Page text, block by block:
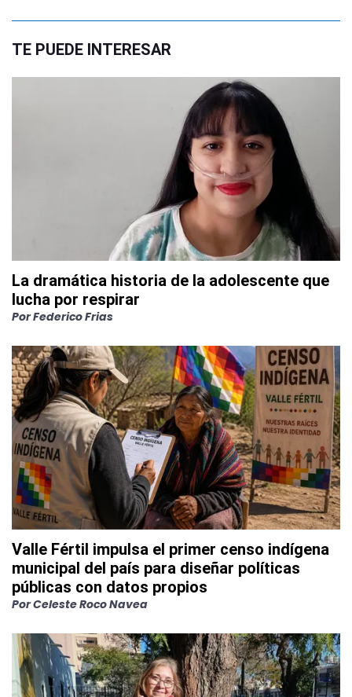
TE PUEDE INTERESAR
La dramática historia de la adolescente que
lucha por respirar
PorFederico Frias
Valle Fértil impulsa el primer censo indígena
municipal del país para diseñar políticas
públicas con datos propios
PorCeleste Roco Navea